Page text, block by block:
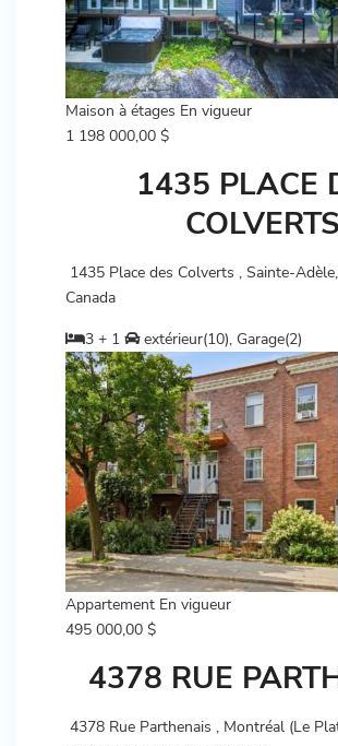
Maison à étages En vigueur
1 198 000,00 $
1435 PLACE
COLVERTS
1435 Place des Colverts , Sainte-
Canada
3 + 1
extérieur(10), Garage(2)
Appartement En vigueur
495 000,00 $
4378 RUE
4378 Rue Parthenais , Montréal (Le